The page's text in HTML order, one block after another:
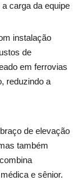
carga da equipe
instalação
de
em ferrovias
reduzindo a
de elevação
também
e sênior.